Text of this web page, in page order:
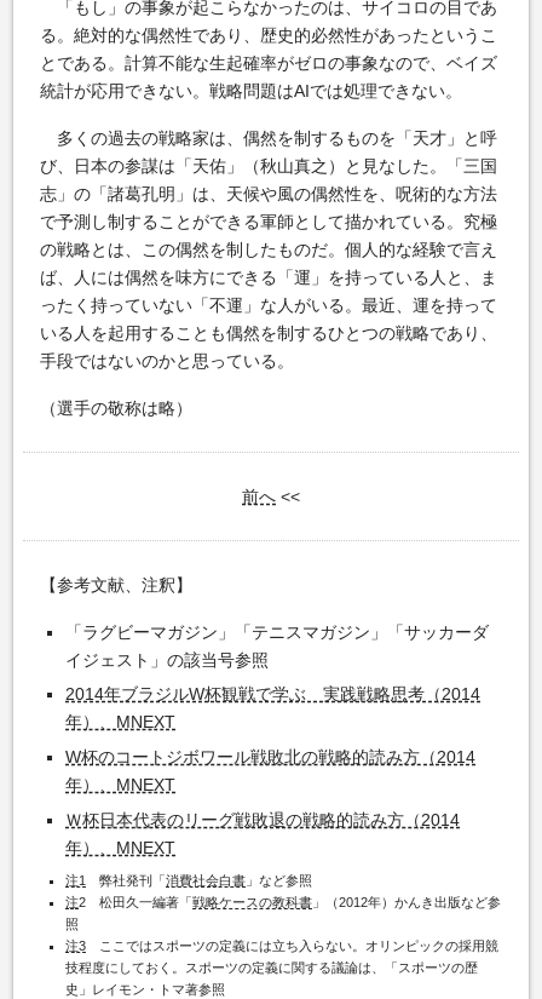
「もし」の事象が起こらなかったのは、サイコロの目であ
る。絶対的な偶然性であり、歴史的必然性があったというこ
とである。計算不能な生起確率がゼロの事象なので、ベイズ
統計が応用できない。戦略問題はAIでは処理できない。
多くの過去の戦略家は、偶然を制するものを「天才」と呼
び、日本の参謀は「天佑」（秋山真之）と見なした。「三国
志」の「諸葛孔明」は、天候や風の偶然性を、呪術的な方法
で予測し制することができる軍師として描かれている。究極
の戦略とは、この偶然を制したものだ。個人的な経験で言え
ば、人には偶然を味方にできる「運」を持っている人と、ま
ったく持っていない「不運」な人がいる。最近、運を持って
いる人を起用することも偶然を制するひとつの戦略であり、
手段ではないのかと思っている。
（選手の敬称は略）
前へ <<
【参考文献、注釈】
「ラグビーマガジン」「テニスマガジン」「サッカーダ
イジェスト」の該当号参照
2014年ブラジルW杯観戦で学ぶ 実践戦略思考（2014
年）、MNEXT
W杯のコートジボワール戦敗北の戦略的読み方（2014
年）、MNEXT
Ｗ杯日本代表のリーグ戦敗退の戦略的読み方（2014
年）、MNEXT
注1 弊社発刊「消費社会白書 」など参照
注2 松田久一編著「戦略ケースの教科書 」（2012年）かんき出版など参
照
注3 ここではスポーツの定義には立ち入らない。オリンピックの採用競
技程度にしておく。スポーツの定義に関する議論は、「スポーツの歴
史」レイモン・トマ著参照